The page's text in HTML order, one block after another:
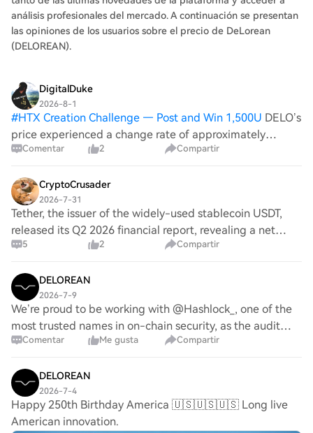
análisis profesionales del mercado. A continuación se presentan
las opiniones de los usuarios sobre el precio de DeLorean
(DELOREAN).
DigitalDuke
2026-8-1
#HTX Creation Challenge — Post and Win 1,500U DELO’s
price experienced a change rate of approximately
-0.38%. This downtrend might be reflective of broader
traders often react to news that aff
Comentar 2 Compartir
CryptoCrusader
2026-7-31
Tether, the issuer of the widely-used stablecoin USDT,
released its Q2 2026 financial report, revealing a net
operating profit of approximately $1.5 billion and a
5 2 Compartir
DELOREAN
2026-7-9
We’re proud to be working with @Hashlock_, one of the
most trusted names in on-chain security, as the audit
partner for DeLorean Labs’ staking and governance
Comentar Me gusta Compartir
DELOREAN
2026-7-4
Happy 250th Birthday America 🇺🇸🇺🇸🇺🇸 Long live
American innovation.